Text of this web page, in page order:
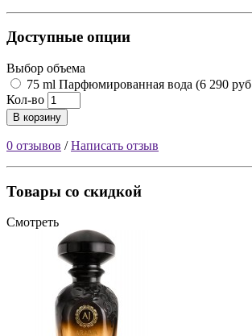
Доступные опции
Выбор объема
75 ml Парфюмированная вода (6 290
Кол-во
В корзину
0 отзывов /Написать отзыв
Товары со скидкой
Смотреть